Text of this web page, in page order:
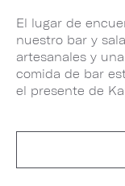
El lugar de
nuestro bar y
artesanales y
comida de bar
el presente de